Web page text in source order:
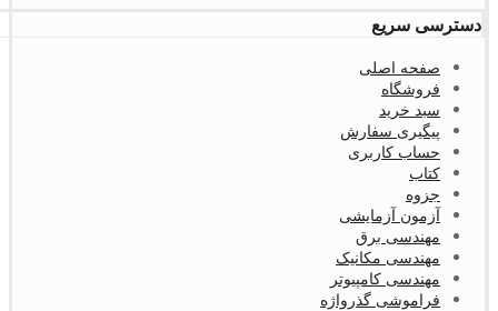
دسترسی سریع
صفحه اصلی
فروشگاه
سبد خرید
پیگیری سفارش
حساب کاربری
کتاب
جزوه
آزمون آزمایشی
مهندسی برق
مهندسی مکانیک
مهندسی کامپیوتر
فراموشی گذرواژه